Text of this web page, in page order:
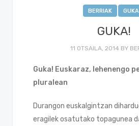
BERRIAK GUKA
GUKA!
11 OTSAILA, 2014 BY
Guka! Euskaraz, lehenengo
pluralean
Durangon euskalgintzan
eragilek osatutako topagunea